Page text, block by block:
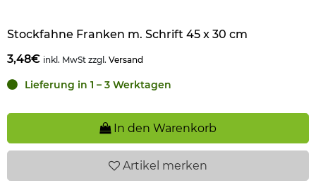
Stockfahne Franken m. Schrift 45 x 30 cm
3,48€ inkl. MwSt zzgl. Versand
Lieferung in 1 – 3 Werktagen
In den Warenkorb
Artikel merken